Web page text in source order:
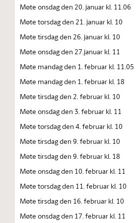
Møte onsdag den 20. januar kl. 11.06
Møte torsdag den 21. januar kl. 10
Møte tirsdag den 26. januar kl. 10
Møte onsdag den 27.januar kl. 11
Møte mandag den 1. februar kl. 11.05
Møte mandag den 1. februar kl. 18
Møte tirsdag den 2. februar kl. 10
Møte onsdag den 3. februar kl. 11
Møte torsdag den 4. februar kl. 10
Møte tirsdag den 9. februar kl. 10
Møte tirsdag den 9. februar kl. 18
Møte onsdag den 10. februar kl. 11
Møte torsdag den 11. februar kl. 10
Møte tirsdag den 16. februar kl. 10
Møte onsdag den 17. februar kl. 11